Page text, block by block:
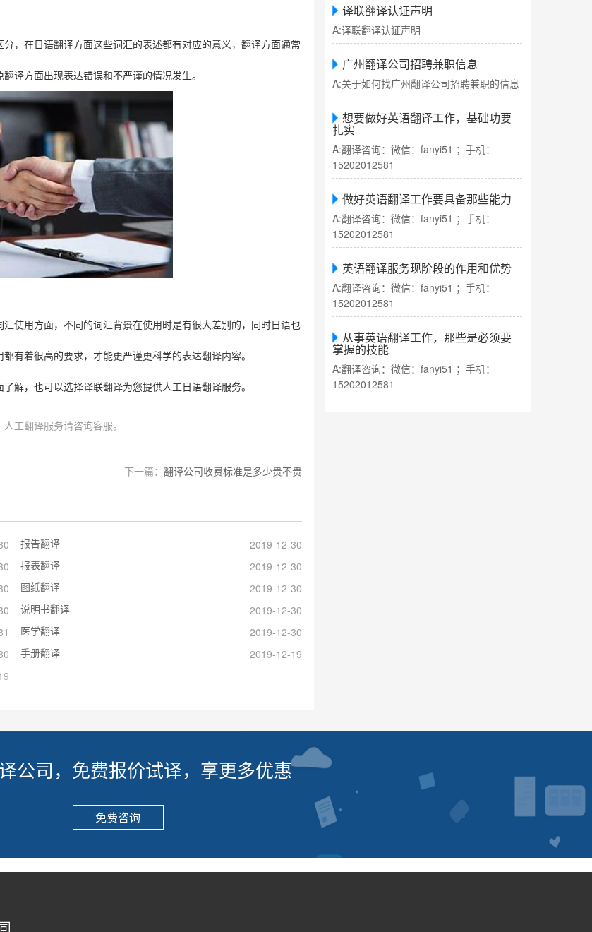
，在日语翻译方面这些词汇的表述都有对应的意义，翻译方面通常
译方面出现表达错误和不严谨的情况发生。
使用方面，不同的词汇背景在使用时是有很大差别的，同时日语也
有着很高的要求，才能更严谨更科学的表达翻译内容。
解，也可以选择译联翻译为您提供人工日语翻译服务。
工翻译服务请咨询客服。
下一篇： 翻译公司收费标准是多少贵不贵
报告翻译
2019-12-30
报表翻译
2019-12-30
图纸翻译
2019-12-30
说明书翻译
2019-12-30
医学翻译
2019-12-30
手册翻译
2019-12-19
译联翻译认证声明
A:译联翻译认证声明
广州翻译公司招聘兼职信息
A:关于如何找广州翻译公司招聘兼职的信息
想要做好英语翻译工作，基础功要
扎实
A:翻译咨询：微信：fanyi51 ；手机：
15202012581
做好英语翻译工作要具备那些能力
A:翻译咨询：微信：fanyi51 ；手机：
15202012581
英语翻译服务现阶段的作用和优势
A:翻译咨询：微信：fanyi51 ；手机：
15202012581
从事英语翻译工作，那些是必须要
掌握的技能
A:翻译咨询：微信：fanyi51 ；手机：
15202012581
公司，免费报价试译，享更多优惠
免费咨询